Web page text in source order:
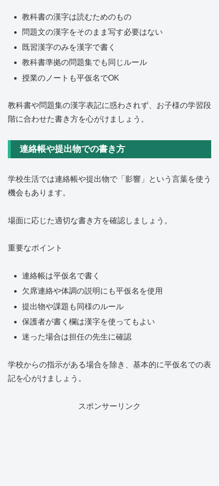
教科書の漢字は読むためのもの
問題文の漢字をそのまま写す必要はない
既習漢字のみを漢字で書く
教科書準拠の問題集でも同じルール
授業のノートも平仮名でOK
教科書や問題集の漢字表記に惑わされず、お子様の学習段
階に合わせた書き方を心がけましょう。
連絡帳や提出物での書き方
学校生活では連絡帳や提出物で「影響」という言葉を使う
機会もあります。
場面に応じた適切な書き方を確認しましょう。
重要なポイント
連絡帳は平仮名で書く
欠席連絡や体調の説明にも平仮名を使用
提出物や課題も同様のルール
保護者が書く欄は漢字を使ってもよい
迷った場合は担任の先生に確認
学校からの指示がある場合を除き、基本的に平仮名での表
記を心がけましょう。
スポンサーリンク